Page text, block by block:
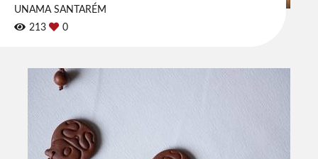
UNAMA SANTARÉM
213
0